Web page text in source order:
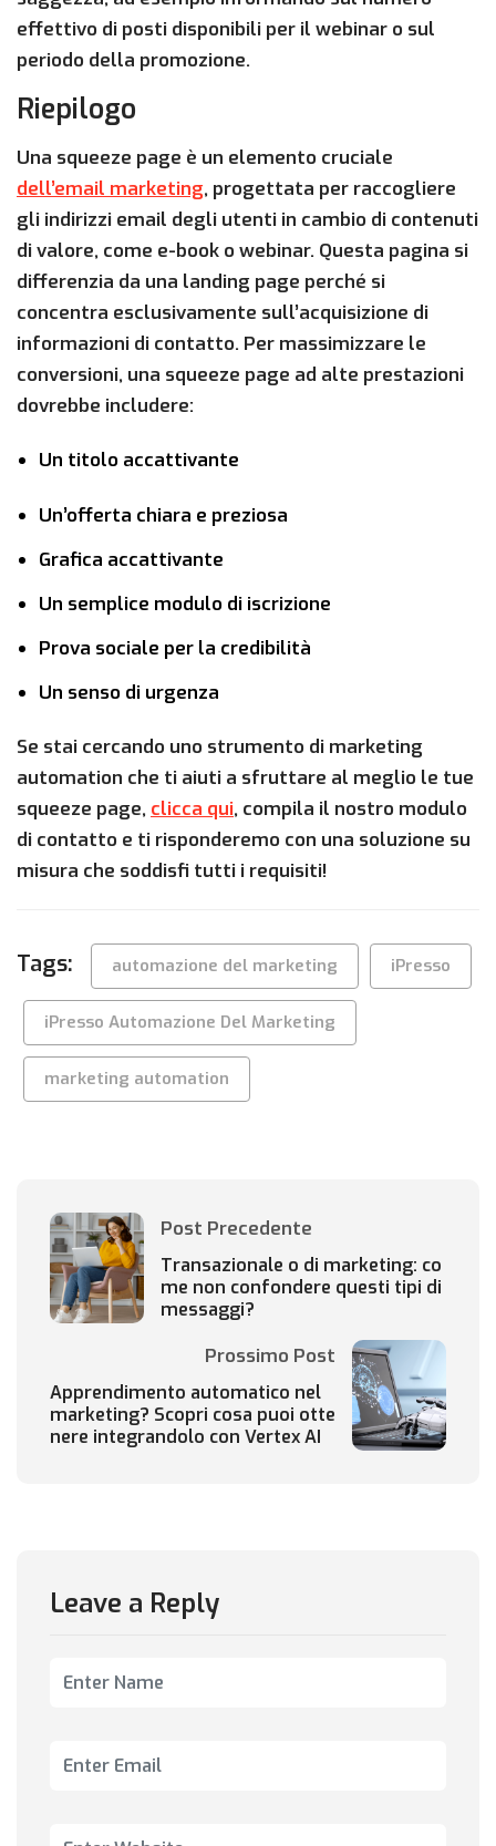
effettivo di posti disponibili per il webinar o sul
periodo della promozione.
Riepilogo
Una squeeze page è un elemento cruciale
dell’email marketing, progettata per raccogliere
gli indirizzi email degli utenti in cambio di contenuti
di valore, come e-book o webinar. Questa pagina si
differenzia da una landing page perché si
concentra esclusivamente sull’acquisizione di
informazioni di contatto. Per massimizzare le
conversioni, una squeeze page ad alte prestazioni
dovrebbe includere:
Un titolo accattivante
Un’offerta chiara e preziosa
Grafica accattivante
Un semplice modulo di iscrizione
Prova sociale per la credibilità
Un senso di urgenza
Se stai cercando uno strumento di marketing
automation che ti aiuti a sfruttare al meglio le tue
squeeze page, clicca qui, compila il nostro modulo
di contatto e ti risponderemo con una soluzione su
misura che soddisfi tutti i requisiti!
Tags: automazione del marketing iPresso
iPresso Automazione Del Marketing
marketing automation
Post Precedente
Transazionale o di marketing: co
me non confondere questi tipi di
messaggi?
Prossimo Post
Apprendimento automatico nel
marketing? Scopri cosa puoi otte
nere integrandolo con Vertex AI
Leave a Reply